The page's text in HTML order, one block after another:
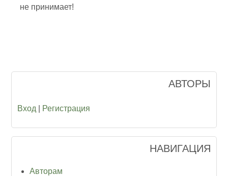
не принимает!
АВТОРЫ
Вход Регистрация
НАВИГАЦИЯ
Авторам